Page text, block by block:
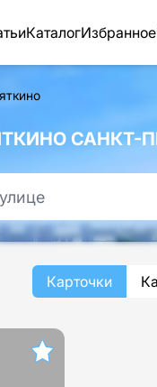
КаталогИзбранное
САНКТ-
Карточки